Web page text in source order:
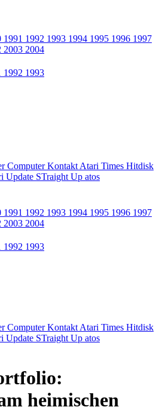
1991 1992 1993 1994 1995 1996 1997
2003 2004
1992 1993
Computer Kontakt Atari Times Hitdisk
Update STraight Up atos
1991 1992 1993 1994 1995 1996 1997
2003 2004
1992 1993
Computer Kontakt Atari Times Hitdisk
Update STraight Up atos
heimischen